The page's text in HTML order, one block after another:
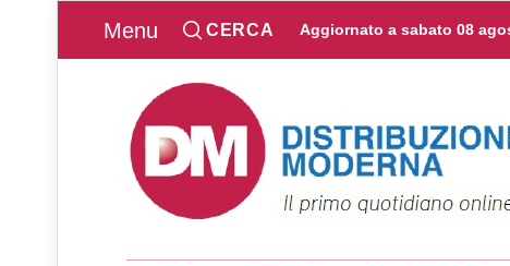
Menu CERCA Aggiornato a sabato 08